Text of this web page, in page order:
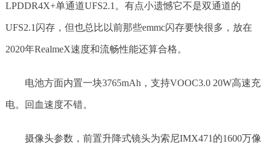
LPDDR4X+单通道UFS2.1。有点小遗憾它不是双通道的
UFS2.1闪存，但也总比以前那些emmc闪存要快很多，放在
2020年RealmeX速度和流畅性能还算合格。
电池方面内置一块3765mAh，支持VOOC3.0 20W高速充
电。回血速度不错。
摄像头参数，前置升降式镜头为索尼IMX471的1600万像